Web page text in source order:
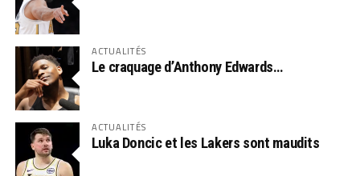
ACTUALITÉS
Le craquage d’Anthony Edwards…
ACTUALITÉS
Luka Doncic et les Lakers sont maudits